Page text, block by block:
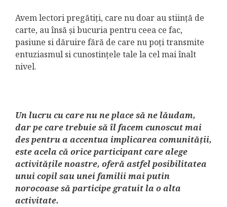
Avem lectori pregătiți, care nu doar au stiință de
carte, au însă și bucuria pentru ceea ce fac,
pasiune si dăruire fără de care nu poți transmite
entuziasmul si cunostințele tale la cel mai înalt
nivel.
Un lucru cu care nu ne place să ne lăudam,
dar pe care trebuie să îl facem cunoscut mai
des pentru a accentua implicarea comunității,
este acela că orice participant care alege
activitățile noastre, oferă astfel posibilitatea
unui copil sau unei familii mai putin
norocoase să participe gratuit la o alta
activitate.